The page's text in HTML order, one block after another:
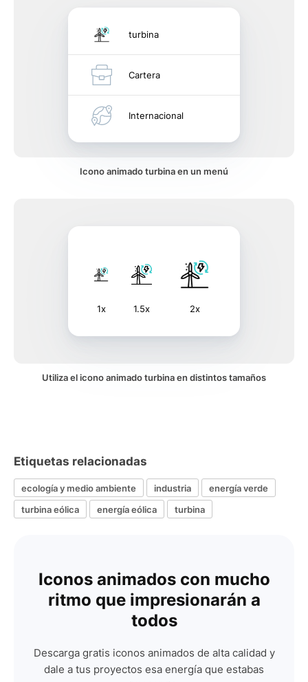
turbina
Cartera
Internacional
Icono animado turbina en un menú
1x 1.5x 2x
Utiliza el icono animado turbina en distintos tamaños
Etiquetas relacionadas
ecología y medio ambiente industria
energía verde
turbina eólica
energía eólica turbina
Iconos animados con mucho
ritmo que impresionarán a
todos
Descarga gratis iconos animados de alta calidad y
dale a tus proyectos esa energía que estabas